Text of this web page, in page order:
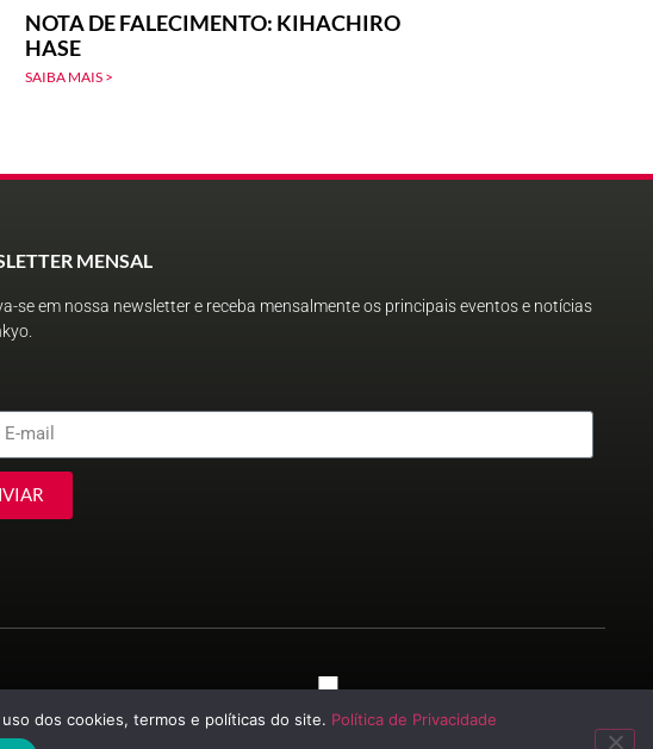
NOTA DE FALECIMENTO: KIHACHIRO
HASE
SAIBA MAIS >
MENSAL
se em nossa newsletter e receba mensalmente os principais eventos e notícias
dos cookies, termos e políticas do site. Política de Privacidade